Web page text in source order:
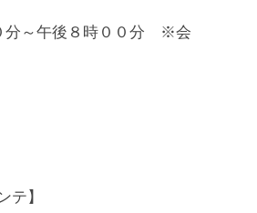
分～午後８時００分 ※会
テ】